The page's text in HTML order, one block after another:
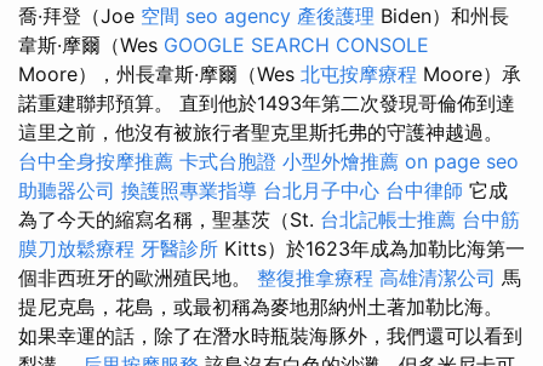
喬·拜登（Joe 空間 seo agency 產後護理 Biden）和州長
韋斯·摩爾（Wes GOOGLE SEARCH CONSOLE
Moore），州長韋斯·摩爾（Wes 北屯按摩療程 Moore）承
諾重建聯邦預算。 直到他於1493年第二次發現哥倫佈到達
這里之前，他沒有被旅行者聖克里斯托弗的守護神越過。
台中全身按摩推薦 卡式台胞證 小型外燴推薦 on page seo
助聽器公司 換護照專業指導 台北月子中心 台中律師 它成
為了今天的縮寫名稱，聖基茨（St. 台北記帳士推薦 台中筋
膜刀放鬆療程 牙醫診所 Kitts）於1623年成為加勒比海第一
個非西班牙的歐洲殖民地。 整復推拿療程 高雄清潔公司 馬
提尼克島，花島，或最初稱為麥地那納州土著加勒比海。
如果幸運的話，除了在潛水時瓶裝海豚外，我們還可以看到